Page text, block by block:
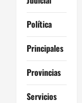
Política
Principales
Provincias
Servicios